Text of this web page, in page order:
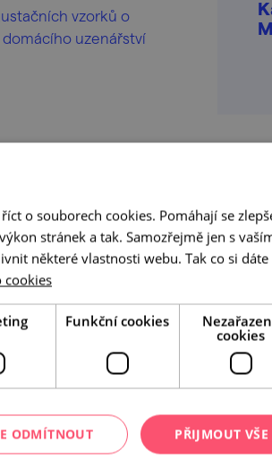
vzorků o
uzenářství
o souborech cookies. Pomáhají se
stránek a tak. Samozřejmě jen s
některé vlastnosti webu. Tak co si dáte
cookies
Funkční cookies
cookies
PŘIJMOUT VŠE
ODMÍTNOUT